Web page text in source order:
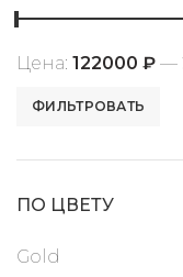
ФИЛЬТРОВАТЬ
Цена: 122000 ₽ —
ПО ЦВЕТУ
Gold